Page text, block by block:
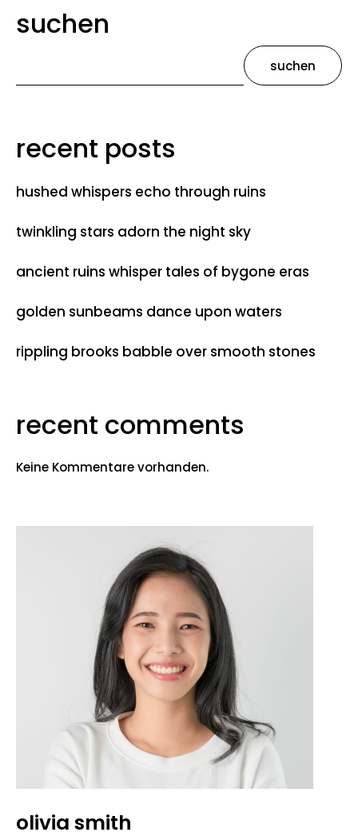
suchen
suchen
recent posts
hushed whispers echo through ruins
twinkling stars adorn the night sky
ancient ruins whisper tales of bygone eras
golden sunbeams dance upon waters
rippling brooks babble over smooth stones
recent comments
Keine Kommentare vorhanden.
olivia smith